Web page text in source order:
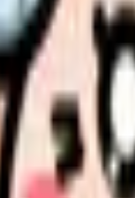
接・見学で確認する
ませんか。
選択肢を分けて